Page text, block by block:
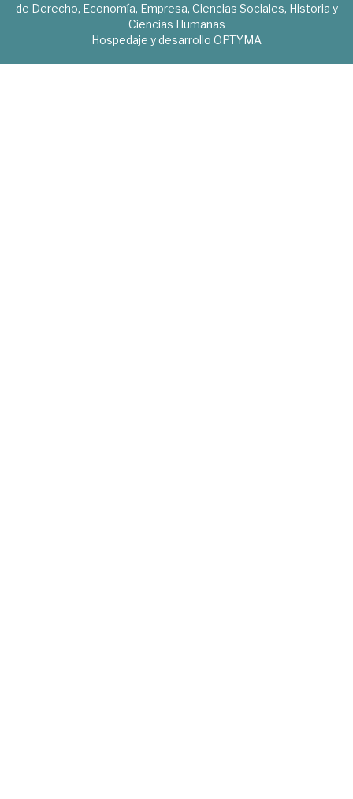
de Derecho, Economía, Empresa, Ciencias Sociales, Historia y
Ciencias Humanas
Hospedaje y desarrollo OPTYMA